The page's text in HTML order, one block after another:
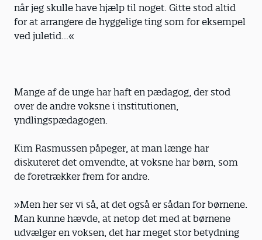
når jeg skulle have hjælp til noget. Gitte stod altid
for at arrangere de hyggelige ting som for eksempel
ved juletid...«
Mange af de unge har haft en pædagog, der stod
over de andre voksne i institutionen,
yndlingspædagogen.
Kim Rasmussen påpeger, at man længe har
diskuteret det omvendte, at voksne har børn, som
de foretrækker frem for andre.
»Men her ser vi så, at det også er sådan for børnene.
Man kunne hævde, at netop det med at børnene
udvælger en voksen, det har meget stor betydning